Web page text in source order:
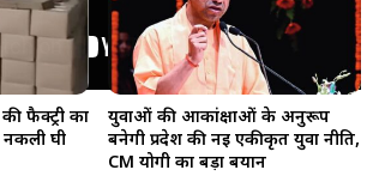
फैक्ट्री का
नकली घी
युवाओं की आकांक्षाओं के अनुरूप
बनेगी प्रदेश की नई एकीकृत युवा नीति,
CM योगी का बड़ा बयान